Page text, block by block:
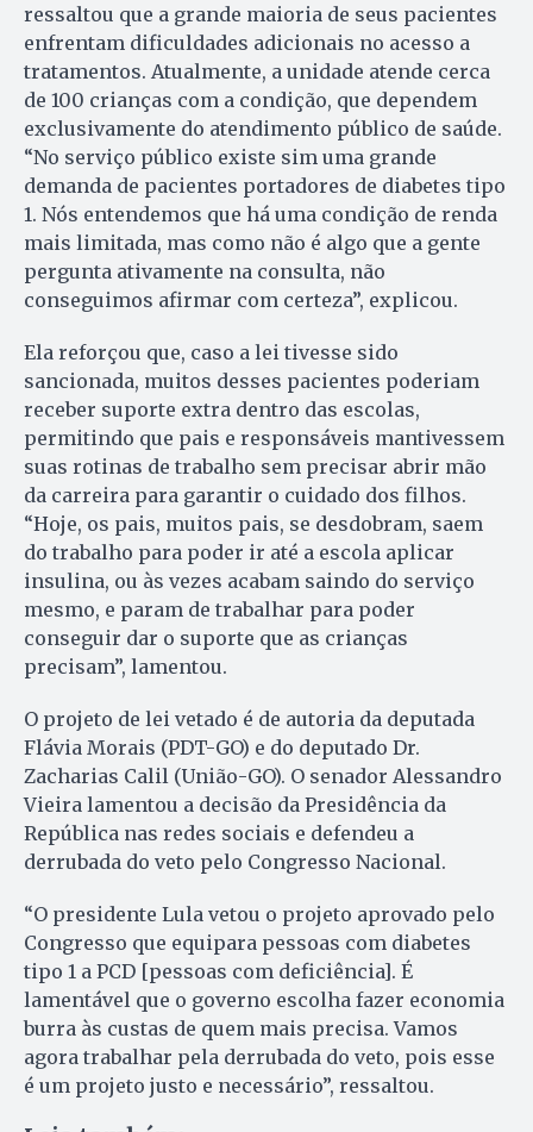
ressaltou que a grande maioria de seus pacientes
enfrentam dificuldades adicionais no acesso a
tratamentos. Atualmente, a unidade atende cerca
de 100 crianças com a condição, que dependem
exclusivamente do atendimento público de saúde.
“No serviço público existe sim uma grande
demanda de pacientes portadores de diabetes tipo
1. Nós entendemos que há uma condição de renda
mais limitada, mas como não é algo que a gente
pergunta ativamente na consulta, não
conseguimos afirmar com certeza”, explicou.
Ela reforçou que, caso a lei tivesse sido
sancionada, muitos desses pacientes poderiam
receber suporte extra dentro das escolas,
permitindo que pais e responsáveis mantivessem
suas rotinas de trabalho sem precisar abrir mão
da carreira para garantir o cuidado dos filhos.
“Hoje, os pais, muitos pais, se desdobram, saem
do trabalho para poder ir até a escola aplicar
insulina, ou às vezes acabam saindo do serviço
mesmo, e param de trabalhar para poder
conseguir dar o suporte que as crianças
precisam”, lamentou.
O projeto de lei vetado é de autoria da deputada
Flávia Morais (PDT-GO) e do deputado Dr.
Zacharias Calil (União-GO). O senador Alessandro
Vieira lamentou a decisão da Presidência da
República nas redes sociais e defendeu a
derrubada do veto pelo Congresso Nacional.
“O presidente Lula vetou o projeto aprovado pelo
Congresso que equipara pessoas com diabetes
tipo 1 a PCD [pessoas com deficiência]. É
lamentável que o governo escolha fazer economia
burra às custas de quem mais precisa. Vamos
agora trabalhar pela derrubada do veto, pois esse
é um projeto justo e necessário”, ressaltou.